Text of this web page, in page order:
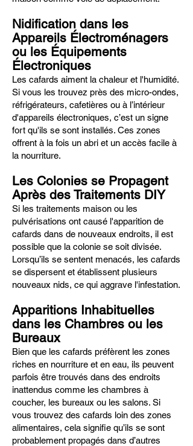
Nidification dans les
Appareils Électroménagers
ou les Équipements
Électroniques
Les cafards aiment la chaleur et l'humidité.
Si vous les trouvez près des micro-ondes,
réfrigérateurs, cafetières ou à l’intérieur
d'appareils électroniques, c’est un signe
fort qu'ils se sont installés. Ces zones
offrent à la fois un abri et un accès facile à
la nourriture.
Les Colonies se Propagent
Après des Traitements DIY
Si les traitements maison ou les
pulvérisations ont causé l'apparition de
cafards dans de nouveaux endroits, il est
possible que la colonie se soit divisée.
Lorsqu’ils se sentent menacés, les cafards
se dispersent et établissent plusieurs
nouveaux nids, ce qui aggrave l'infestation.
Apparitions Inhabituelles
dans les Chambres ou les
Bureaux
Bien que les cafards préfèrent les zones
riches en nourriture et en eau, ils peuvent
parfois être trouvés dans des endroits
inattendus comme les chambres à
coucher, les bureaux ou les salons. Si
vous trouvez des cafards loin des zones
alimentaires, cela signifie qu’ils se sont
probablement propagés dans d’autres